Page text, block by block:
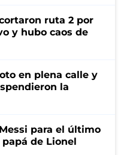
ruta 2 por
y hubo caos de
en plena calle y
la
para el último
de Lionel